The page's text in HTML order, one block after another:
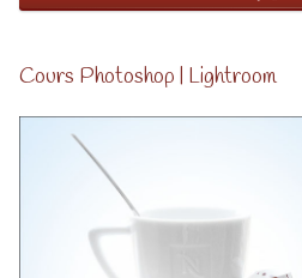
Cours Photoshop | Lightroom